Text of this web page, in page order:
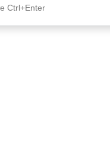
Ctrl+Enter